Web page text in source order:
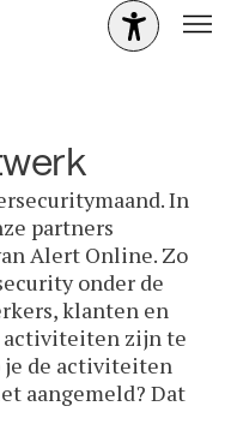
In
partners
Alert Online. Zo
onder de
klanten en
activiteiten zijn te
je de activiteiten
aangemeld? Dat